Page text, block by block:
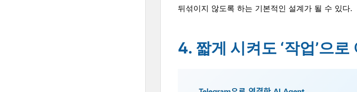
뒤섞이지 않도록 하는 기본적인 설계가 될 수 있다.
4. 짧게 시켜도 ‘작업’으